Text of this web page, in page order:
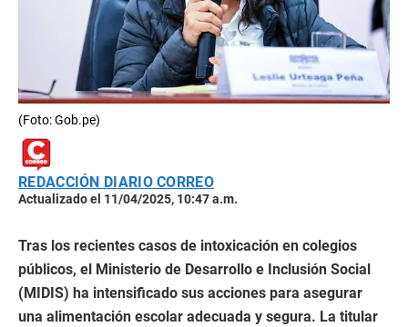
(Foto: Gob.pe)
REDACCIÓN DIARIO CORREO
Actualizado el 11/04/2025, 10:47 a.m.
Tras los recientes casos de intoxicación en colegios
públicos, el Ministerio de Desarrollo e Inclusión Social
(MIDIS) ha intensificado sus acciones para asegurar
una alimentación escolar adecuada y segura. La titular